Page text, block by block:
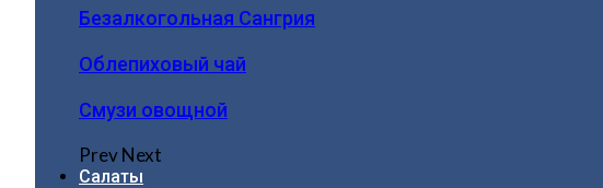
Безалкогольная Сангрия
Облепиховый чай
Смузи овощной
PrevNext
Салаты